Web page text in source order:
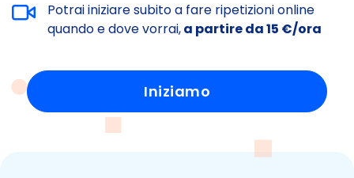
Potrai iniziare subito a fare ripetizioni online
quando e dove vorrai,a partire da 15 €/ora
Iniziamo